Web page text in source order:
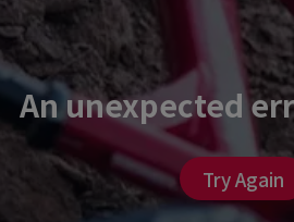
An unexpected
Try Again